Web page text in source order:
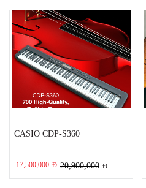
CASIO CDP-S360
17,500,000 Đ 20,900,000 Đ